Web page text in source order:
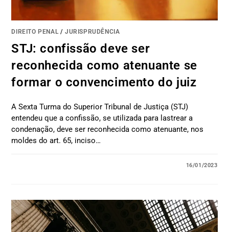
DIREITO PENAL/JURISPRUDÊNCIA
STJ: confissão deve ser
reconhecida como atenuante se
formar o convencimento do juiz
A Sexta Turma do Superior Tribunal de Justiça (STJ)
entendeu que a confissão, se utilizada para lastrear a
condenação, deve ser reconhecida como atenuante, nos
moldes do art. 65, inciso…
16/01/2023